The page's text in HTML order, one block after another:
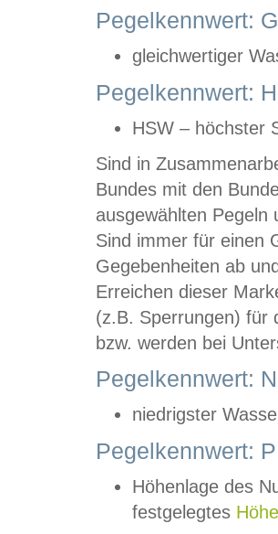
Pegelkennwert:
gleichwertiger
Pegelkennwert:
HSW – höchster
Sind in
Bundes mit den
ausgewählten
Sind immer für einen
Gegebenheiten ab
Erreichen dieser
(z.B. Sperrungen) für
bzw. werden bei
Pegelkennwert:
niedrigster
Pegelkennwert:
Höhenlage des
festgelegtes